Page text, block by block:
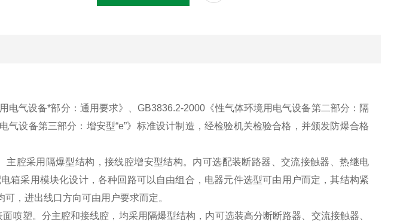
电气设备*部分：通用要求》、GB3836.2-2000《性气体环境用电气设备第二部分：隔
气设备第三部分：增安型“e”》标准设计制造，经检验机关检验合格，并颁发防爆合格
主腔采用隔爆型结构，接线腔增安型结构。内可选配装断路器、交流接触器、热继电
箱采用模块化设计，各种回路可以自由组合，电器元件选型可由用户而定，其结构紧
，进出线口方向可由用户要求而定。
喷塑。分主腔和接线腔，均采用隔爆型结构，内可选装高分断断路器、交流接触器、